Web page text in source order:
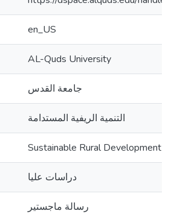
en_US
AL-Quds University
جامعة القدس
التنمية الريفية المستدامة
Sustainable Rural Development
دراسات عليا
رسالة ماجستير